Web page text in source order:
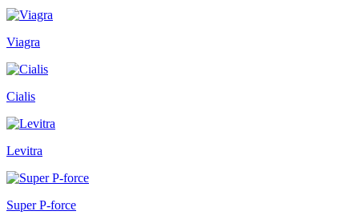
Viagra
Cialis
Levitra
Super P-force